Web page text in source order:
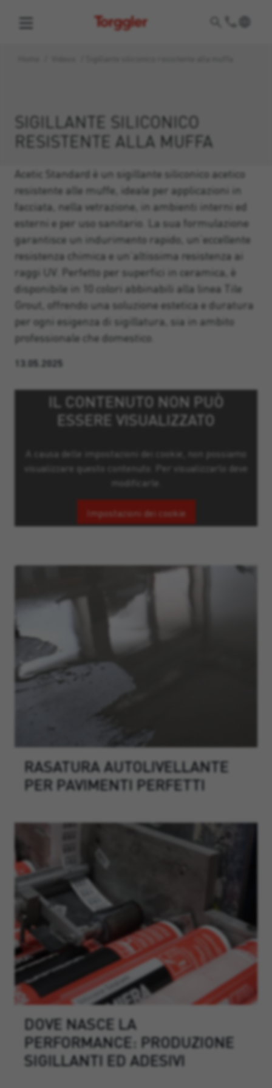
Torggler
SIGILLANTE SILICONICO
RESISTENTE ALLA MUFFA
Acetic Standard è un sigillante siliconico acetico
resistente alle muffe, ideale per applicazioni in
facciata, nella vetrazione, in ambienti interni ed
esterni e per uso sanitario. La sua formulazione
garantisce un indurimento rapido, un’eccellente
resistenza chimica e un’altissima resistenza ai
raggi UV. Perfetto per superfici in ceramica, è
disponibile in 10 colori abbinabili alla linea Tile
Grout, offrendo una soluzione estetica e duratura
per ogni esigenza di sigillatura, sia in ambito
professionale che domestico.
13.05.2025
IL CONTENUTO NON PUÒ
ESSERE VISUALIZZATO
A causa delle impostazioni dei cookie, non possiamo
visualizzare questo contenuto. Per visualizzarlo deve
modificarle.
Impostazioni dei cookie
RASATURA AUTOLIVELLANTE
PER PAVIMENTI PERFETTI
DOVE NASCE LA
PERFORMANCE: PRODUZIONE
SIGILLANTI ED ADESIVI